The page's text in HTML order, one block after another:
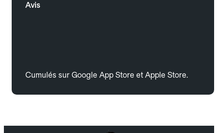
Avis
Cumulés sur Google App Store et Apple Store.